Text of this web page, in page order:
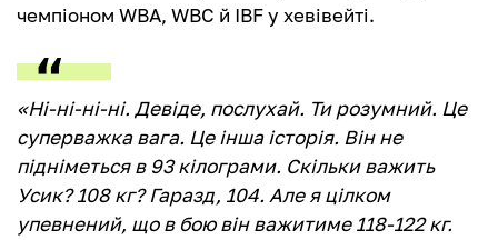
чемпіоном WBA, WBC й IBF у хевівейті.
«Ні-ні-ні-ні. Девіде, послухай. Ти розумний. Це
суперважка вага. Це інша історія. Він не
підніметься в 93 кілограми. Скільки важить
Усик? 108 кг? Гаразд, 104. Але я цілком
упевнений, що в бою він важитиме 118-122 кг.